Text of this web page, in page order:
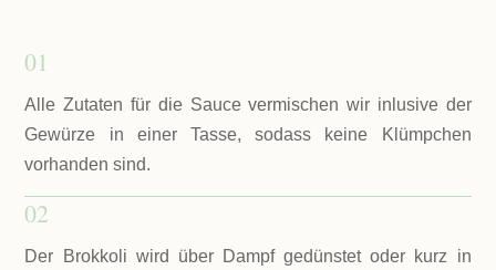
01
Alle Zutaten für die Sauce vermischen wir inlusive der
Gewürze in einer Tasse, sodass keine Klümpchen
vorhanden sind.
02
Der Brokkoli wird über Dampf gedünstet oder kurz in